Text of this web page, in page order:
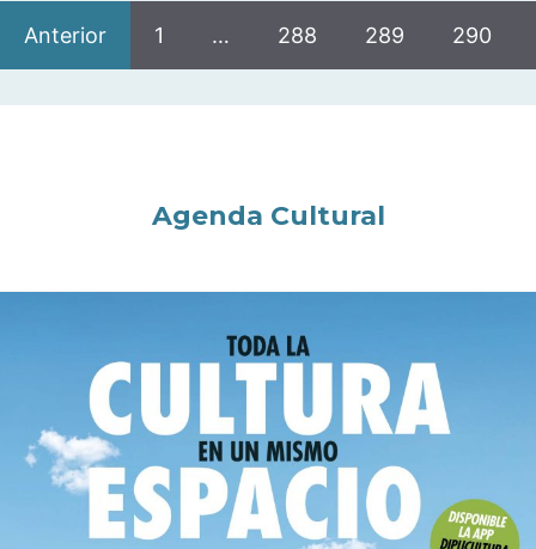
Anterior 1 … 288 289 290
Agenda Cultural